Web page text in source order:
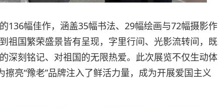
136幅佳作，涵盖35幅书法、29幅绘画与72幅摄影作
祖国繁荣盛景皆有呈现，字里行间、光影流转间，既
深刻铭记、对祖国的无限热爱。此次展览不仅生动体
亮“豫老”品牌注入了鲜活力量，成为开展爱国主义